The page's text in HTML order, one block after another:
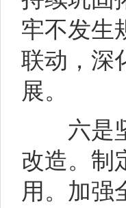
牢不发生
联动，深
展。
六是坚
改造。制
用。加强